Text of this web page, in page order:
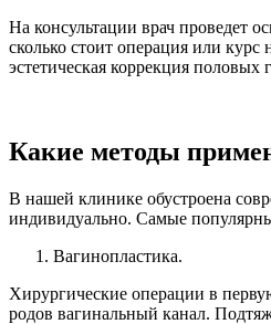
На консультации врач проведет
сколько стоит операция или курс
эстетическая коррекция половых
Какие методы
В нашей клинике обустроена
индивидуально. Самые
Вагинопластика.
Хирургические операции в
родов вагинальный канал.